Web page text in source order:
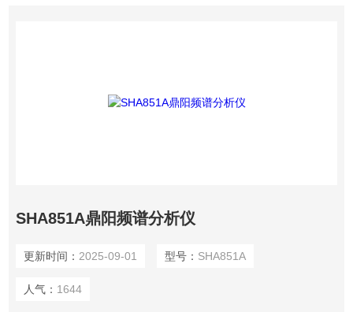
SHA851A鼎阳频谱分析仪
更新时间： 2025-09-01 型号： SHA851A
人气： 1644